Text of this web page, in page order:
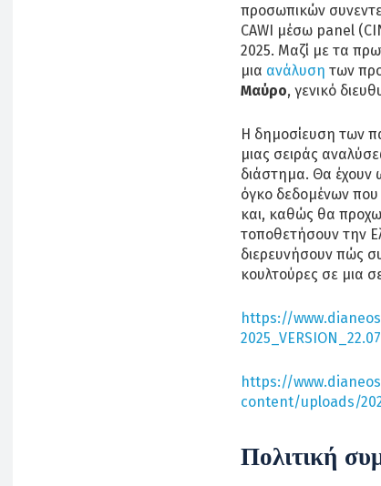
προσωπικών
CAWI μέσω panel
2025. Μαζί με τα
μια ανάλυση των
Μαύρο, γενικό
Η δημοσίευση των
μιας σειράς
διάστημα. Θα έχουν
όγκο δεδομένων
και, καθώς θα
τοποθετήσουν την
διερευνήσουν πώς
κουλτούρες σε μια
https://
https://
content/uploads/
Πολιτική